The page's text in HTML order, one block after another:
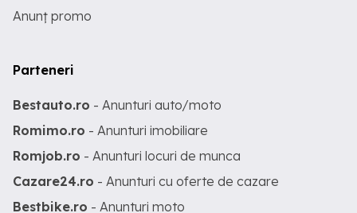
Anunț promo
Parteneri
Bestauto.ro - Anunturi auto/moto
Romimo.ro - Anunturi imobiliare
Romjob.ro - Anunturi locuri de munca
Cazare24.ro - Anunturi cu oferte de cazare
Bestbike.ro - Anunturi moto